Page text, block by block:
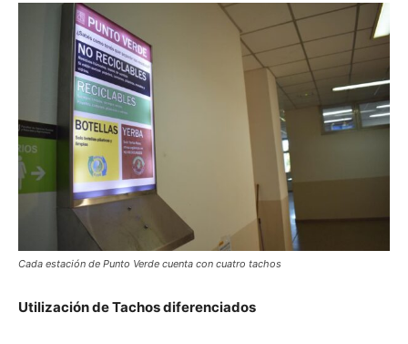
Cada estación de Punto Verde cuenta con cuatro tachos
Utilización de Tachos diferenciados